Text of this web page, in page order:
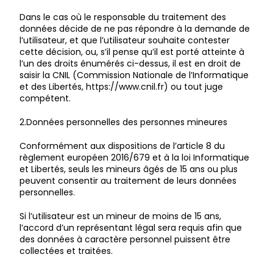
Dans le cas où le responsable du traitement des
données décide de ne pas répondre à la demande de
l’utilisateur, et que l’utilisateur souhaite contester
cette décision, ou, s’il pense qu’il est porté atteinte à
l’un des droits énumérés ci-dessus, il est en droit de
saisir la CNIL (Commission Nationale de l’Informatique
et des Libertés, https://www.cnil.fr) ou tout juge
compétent.
2.Données personnelles des personnes mineures
Conformément aux dispositions de l’article 8 du
règlement européen 2016/679 et à la loi Informatique
et Libertés, seuls les mineurs âgés de 15 ans ou plus
peuvent consentir au traitement de leurs données
personnelles.
Si l’utilisateur est un mineur de moins de 15 ans,
l’accord d’un représentant légal sera requis afin que
des données à caractère personnel puissent être
collectées et traitées.